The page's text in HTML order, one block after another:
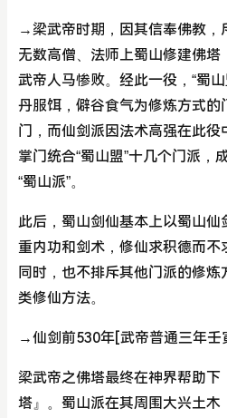
→梁武帝时期，因其信奉佛教，
无数高僧、法师上蜀山修建佛塔
武帝人马惨败。经此一役，“蜀
丹服饵，僻谷食气为修炼方式
门，而仙剑派因法术高强在此
掌门统合“蜀山盟”十几个门派，
“蜀山派”。
此后，蜀山剑仙基本上以蜀山仙
重内功和剑术，修仙求积德而不
同时，也不排斥其他门派的修
类修仙方法。
→仙剑前530年[武帝普通三年壬
梁武帝之佛塔最终在神界帮助
塔』。蜀山派在其周围大兴土